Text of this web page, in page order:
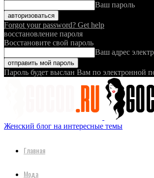
Ваш пароль
Forgot your password? Get help
восстановление пароля
Восстановите свой пароль
Ваш адрес
Пароль будет выслан Вам по электронной
Женский блог на интересные темы
Главная
Мода